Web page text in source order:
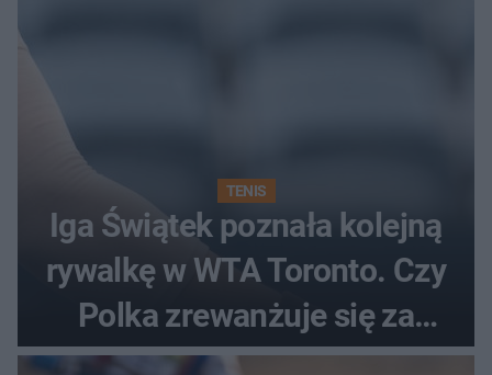
TENIS
Iga Świątek poznała kolejną
rywalkę w WTA Toronto. Czy
Polka zrewanżuje się za
ostatnią porażkę?